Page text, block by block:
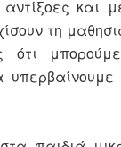
και
τη
ότι